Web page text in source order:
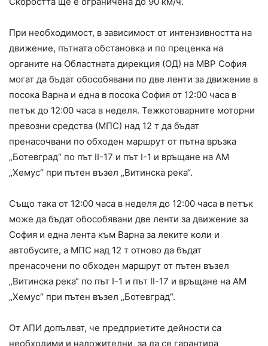
При необходимост, в зависимост от интензивността на
движение, пътната обстановка и по преценка на
органите на Областната дирекция (ОД) на МВР София
могат да бъдат обособявани по две ленти за движение в
посока Варна и една в посока София от 12:00 часа в
петък до 12:00 часа в неделя. Тежкотоварните моторни
превозни средства (МПС) над 12 т да бъдат
пренасочвани по обходен маршрут от пътна връзка
„Ботевград“ по път II-17 и път I-1 и връщане на АМ
„Хемус“ при пътен възел „Витинска река“.
Също така от 12:00 часа в неделя до 12:00 часа в петък
може да бъдат обособявани две ленти за движение за
София и една лента към Варна за леките коли и
автобусите, а МПС над 12 т отново да бъдат
пренасочени по обходен маршрут от пътен възел
„Витинска река“ по път I-1 и път II-17 и връщане на АМ
„Хемус“ при пътен възел „Ботевград“.
От АПИ допълват, че предприетите дейности са
необходими и наложителни, за да се гарантира